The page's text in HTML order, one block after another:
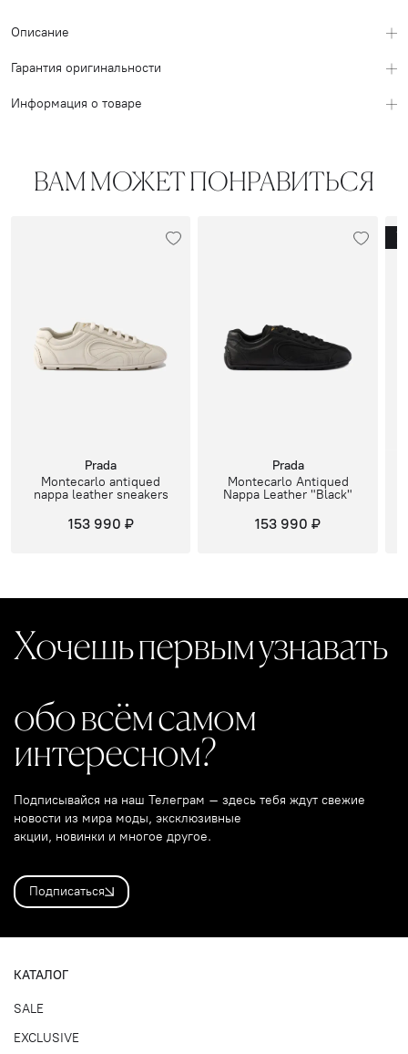
Описание
Гарантия оригинальности
Информация о товаре
ВАМ МОЖЕТ ПОНРАВИТЬСЯ
Prada
Montecarlo antiqued
nappa leather sneakers
153 990 ₽
Prada
Montecarlo Antiqued
Nappa Leather "Black"
153 990 ₽
Хочешь первым узнавать
обо всём самом
интересном?
Подписывайся на наш Телеграм – здесь тебя ждут свежие
новости из мира моды, эксклюзивные
акции, новинки и многое другое.
Подписаться
КАТАЛОГ
SALE
EXCLUSIVE